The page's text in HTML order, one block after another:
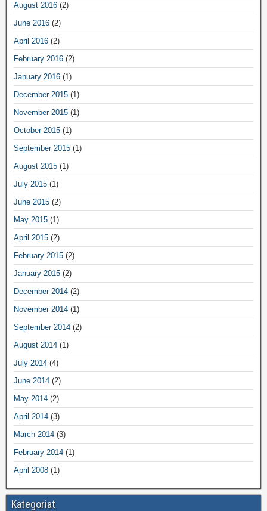
August 2016 (2)
June 2016 (2)
April 2016 (2)
February 2016 (2)
January 2016 (1)
December 2015 (1)
November 2015 (1)
October 2015 (1)
September 2015 (1)
August 2015 (1)
July 2015 (1)
June 2015 (2)
May 2015 (1)
April 2015 (2)
February 2015 (2)
January 2015 (2)
December 2014 (2)
November 2014 (1)
September 2014 (2)
August 2014 (1)
July 2014 (4)
June 2014 (2)
May 2014 (2)
April 2014 (3)
March 2014 (3)
February 2014 (1)
April 2008 (1)
Kategoriat